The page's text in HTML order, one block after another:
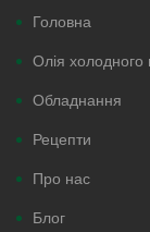
Головна
Олія холодного
Обладнання
Рецепти
Про нас
Блог